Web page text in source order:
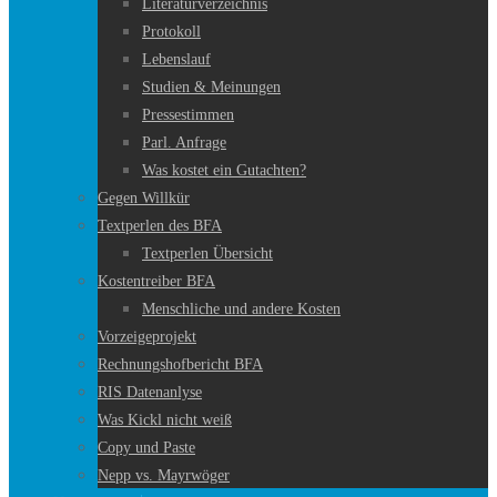
Literaturverzeichnis
Protokoll
Lebenslauf
Studien & Meinungen
Pressestimmen
Parl. Anfrage
Was kostet ein Gutachten?
Gegen Willkür
Textperlen des BFA
Textperlen Übersicht
Kostentreiber BFA
Menschliche und andere Kosten
Vorzeigeprojekt
Rechnungshofbericht BFA
RIS Datenanlyse
Was Kickl nicht weiß
Copy und Paste
Nepp vs. Mayrwöger